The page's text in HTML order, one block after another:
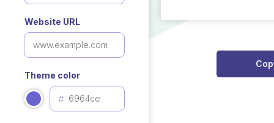
Website URL
Theme color